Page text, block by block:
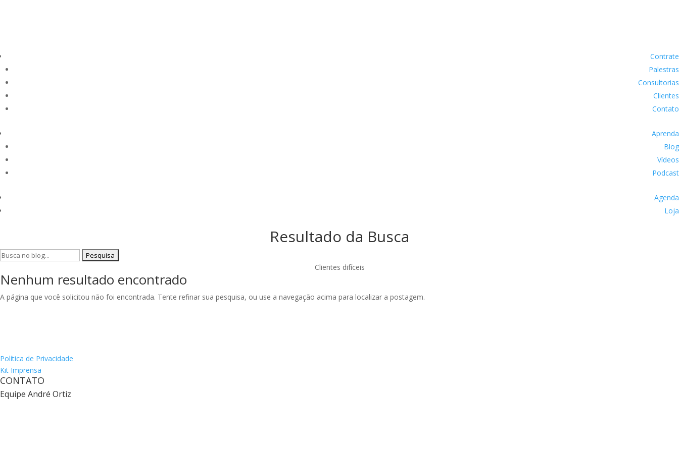
Contrate
Palestras
Consultorias
Clientes
Contato
Aprenda
Blog
Vídeos
Podcast
Agenda
Loja
Resultado da Busca
Pesquisar
Clientes difíceis
Nenhum resultado encontrado
A página que você solicitou não foi encontrada. Tente refinar sua pesquisa, ou use a navegação acima para localizar a postagem.
Política de Privacidade
Kit Imprensa
CONTATO
Equipe André Ortiz